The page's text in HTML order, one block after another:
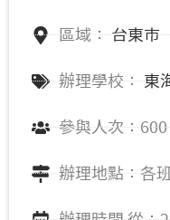
區域： 台東市
辦理學校： 東
參與人次：600
辦理地點：各